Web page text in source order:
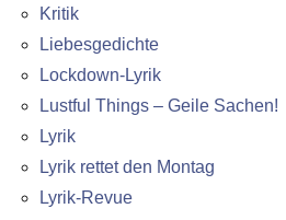
Kritik
Liebesgedichte
Lockdown-Lyrik
Lustful Things – Geile Sachen!
Lyrik
Lyrik rettet den Montag
Lyrik-Revue